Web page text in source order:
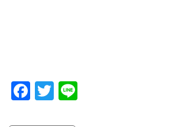
Facebook
Twitter